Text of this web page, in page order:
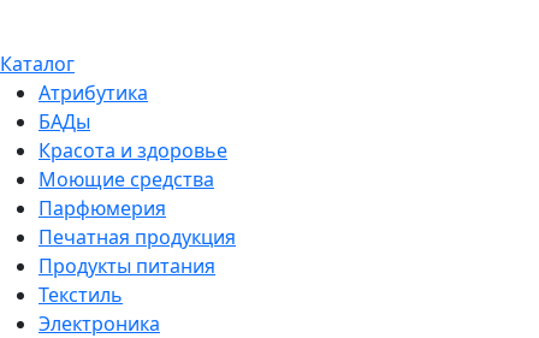
Каталог
Атрибутика
БАДы
Красота и здоровье
Моющие средства
Парфюмерия
Печатная продукция
Продукты питания
Текстиль
Электроника